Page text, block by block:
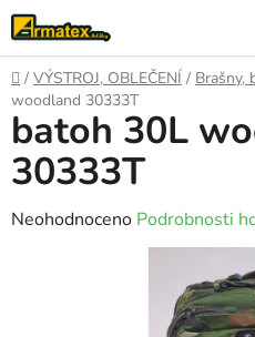
Přejít
na
obsah
Domů
/ VÝSTROJ, OBLEČENÍ / Brašny,
woodland 30333T
batoh 30L
30333T
Průměrné
Neohodnoceno Podrobnosti